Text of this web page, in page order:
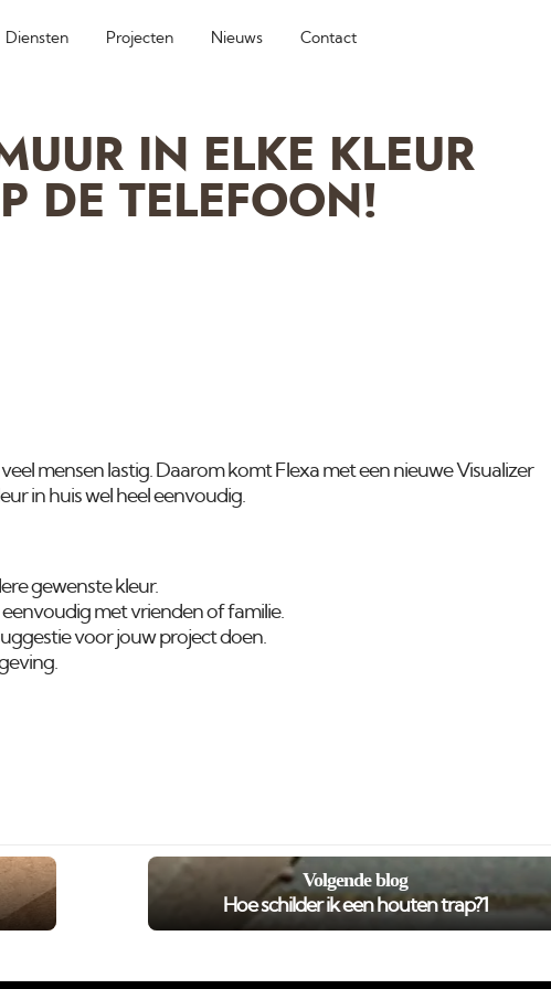
Diensten Projecten Nieuws Contact
IN ELKE KLEUR
DE TELEFOON!
mensen lastig. Daarom komt Flexa met een nieuwe Visualizer
in huis wel heel eenvoudig.
gewenste kleur.
met vrienden of familie.
voor jouw project doen.
Volgende blog
Hoe schilder ik een houten trap?1